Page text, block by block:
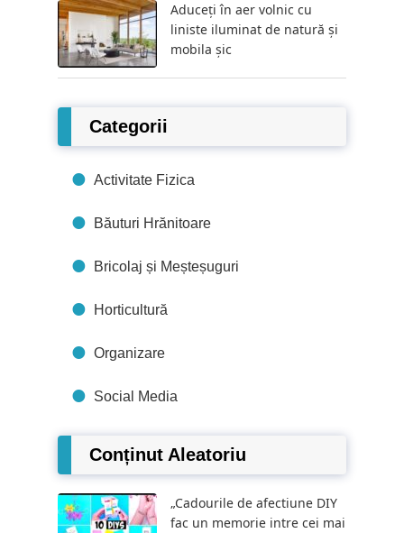
Aduceți în aer volnic cu
liniste iluminat de natură și
mobila șic
Categorii
Activitate Fizica
Băuturi Hrănitoare
Bricolaj și Meșteșuguri
Horticultură
Organizare
Social Media
Conținut Aleatoriu
„Cadourile de afectiune DIY
fac un memorie intre cei mai